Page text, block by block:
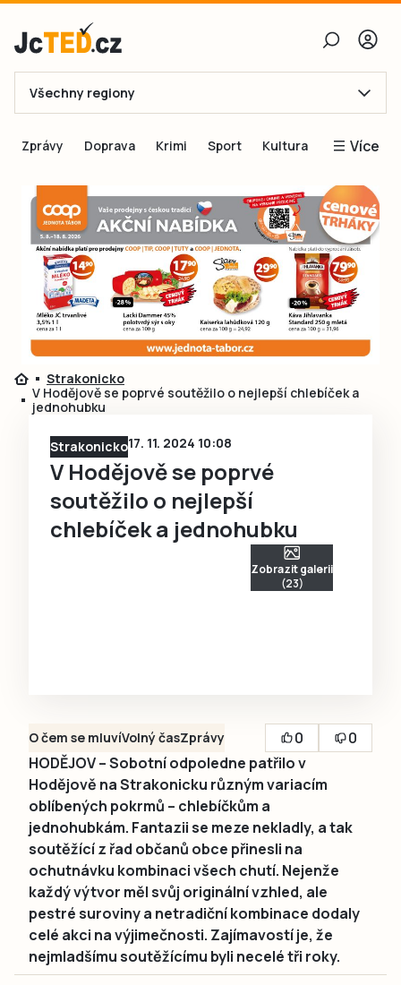
E-mail
Obnovit heslo
Přihlásit se
Přihlásit se přes Facebook
Ještě nemám účet, chci seRegistrovat
Všechny regiony
Zprávy Doprava Krimi Sport Kultura Více
Inspirace
Čtenáři píší
Speciální přílohy
Inzerce
Strakonicko
V Hodějově se poprvé soutěžilo o nejlepší chlebíček a
jednohubku
Strakonicko17. 11. 2024 10:08
V Hodějově se poprvé
soutěžilo o nejlepší
chlebíček a jednohubku
Zobrazit galerii
(23)
O čem se mluvíVolný časZprávy 0
0
HODĚJOV – Sobotní odpoledne patřilo v
Hodějově na Strakonicku různým variacím
oblíbených pokrmů – chlebíčkům a
jednohubkám. Fantazii se meze nekladly, a tak
soutěžící z řad občanů obce přinesli na
ochutnávku kombinaci všech chutí. Nejenže
každý výtvor měl svůj originální vzhled, ale
pestré suroviny a netradiční kombinace dodaly
celé akci na výjimečnosti. Zajímavostí je, že
nejmladšímu soutěžícímu byli necelé tři roky.